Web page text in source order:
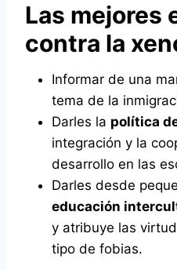
Las mejores
contra la
Informar de una
tema de la
Darles la política
integración y la
desarrollo en las
Darles desde
educación
y atribuye las
tipo de fobias.